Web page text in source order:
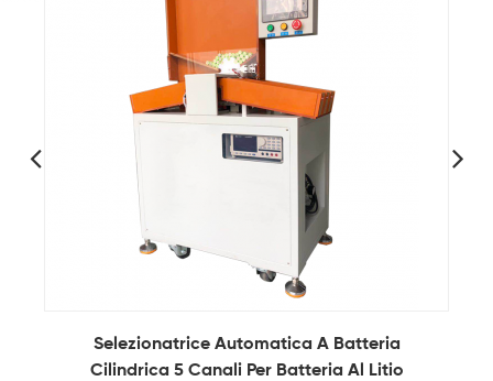
Selezionatrice Automatica A Batteria
Cilindrica 5 Canali Per Batteria Al Litio